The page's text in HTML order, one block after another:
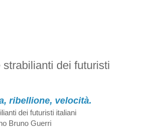
dei futuristi
ribellione, velocità.
dei futuristi italiani
Bruno Guerri